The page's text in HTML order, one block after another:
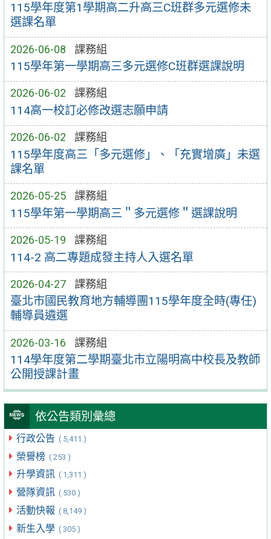
115學年度第1學期高二升高三C班群多元選修未
選課名單
2026-06-08 課務組
115學年第一學期高三多元選修C班群選課說明
2026-06-02 課務組
114高一校訂必修改選志願申請
2026-06-02 課務組
115學年度高三「多元選修」、「充實增廣」未選
課名單
2026-05-25 課務組
115學年第一學期高三＂多元選修＂選課說明
2026-05-19 課務組
114-2 高二專題成發主持人入選名單
2026-04-27 課務組
臺北市國民教育地方輔導團115學年度全時(專任)
輔導員遴選
2026-03-16 課務組
114學年度第二學期臺北市立陽明高中校長及教師
公開授課計畫
依公告類別彙總
行政公告 ( 5,411 )
榮譽榜 ( 253 )
升學資訊 ( 1,311 )
營隊資訊 ( 530 )
活動快報 ( 8,149 )
新生入學 ( 305 )